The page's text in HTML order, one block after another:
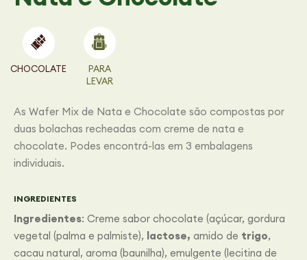
CHOCOLATE
PARA
LEVAR
As Wafer Mix de Nata e Chocolate são compostas por
duas bolachas recheadas com creme de nata e
chocolate. Podes encontrá-las em 3 embalagens
individuais.
INGREDIENTES
Ingredientes: Creme sabor chocolate (açúcar, gordura
vegetal (palma e palmiste), lactose, amido de trigo,
cacau natural, aroma (baunilha), emulgente (lecitina de